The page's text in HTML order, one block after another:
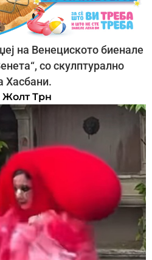
на Венециското биенале
со скулптурално
Хасбани.
Жолт Трн